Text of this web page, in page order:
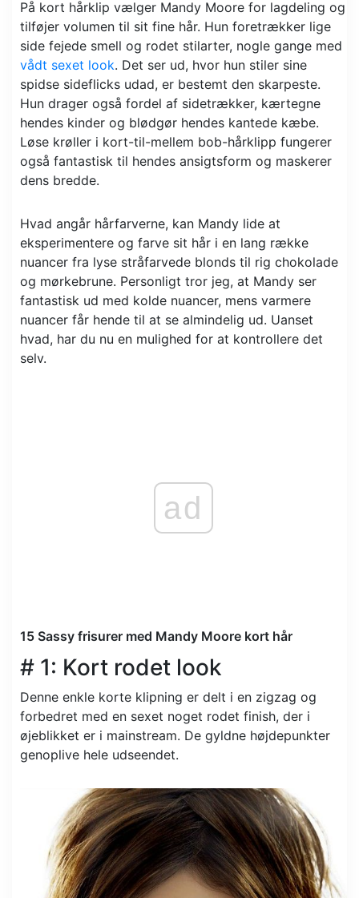
På kort hårklip vælger Mandy Moore for lagdeling og
tilføjer volumen til sit fine hår. Hun foretrækker lige
side fejede smell og rodet stilarter, nogle gange med
vådt sexet look. Det ser ud, hvor hun stiler sine
spidse sideflicks udad, er bestemt den skarpeste.
Hun drager også fordel af sidetrækker, kærtegne
hendes kinder og blødgør hendes kantede kæbe.
Løse krøller i kort-til-mellem bob-hårklipp fungerer
også fantastisk til hendes ansigtsform og maskerer
dens bredde.
Hvad angår hårfarverne, kan Mandy lide at
eksperimentere og farve sit hår i en lang række
nuancer fra lyse stråfarvede blonds til rig chokolade
og mørkebrune. Personligt tror jeg, at Mandy ser
fantastisk ud med kolde nuancer, mens varmere
nuancer får hende til at se almindelig ud. Uanset
hvad, har du nu en mulighed for at kontrollere det
selv.
ad
15 Sassy frisurer med Mandy Moore kort hår
# 1: Kort rodet look
Denne enkle korte klipning er delt i en zigzag og
forbedret med en sexet noget rodet finish, der i
øjeblikket er i mainstream. De gyldne højdepunkter
genoplive hele udseendet.